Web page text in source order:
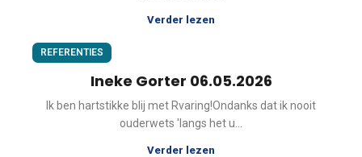
Verder lezen
REFERENTIES
Ineke Gorter 06.05.2026
Ik ben hartstikke blij met Rvaring!Ondanks dat ik nooit
ouderwets 'langs het u...
Verder lezen